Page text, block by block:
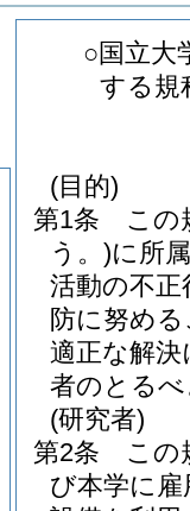
○国立大
する規
(目的)
第1条
この
う。)に所
活動の不正
防に努め
適正な解
者のとる
(研究者)
第2条
この
び本学に